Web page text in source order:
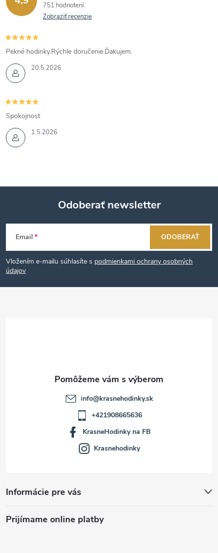
751 hodnotení
Zobraziť recenzie
20.5.2026
Pekné hodinky.Rýchle doručenie.Ďakujem.
1.5.2026
Spokojnost
Z
á
p
Odoberať newsletter
Email
Vložením e-mailu súhlasíte s podmienkami ochrany osobných
údajov
ODOBERAŤ
Informácie pre vás
Prijímame online platby
info@krasnehodinky.sk
+421908665636
KrasneHodinky na FB
Krasnehodinky